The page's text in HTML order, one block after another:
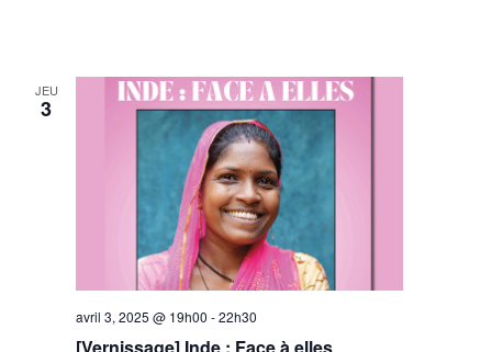
JEU
3
avril 3, 2025 @ 19h00 -22h30